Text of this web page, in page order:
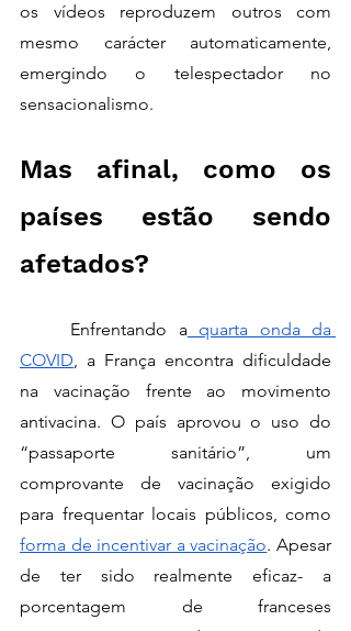
os vídeos reproduzem outros com
mesmo carácter automaticamente,
emergindo o telespectador no
sensacionalismo.
Mas afinal, como os
países estão sendo
afetados?
	Enfrentando a
quarta onda da
COVID, a França encontra dificuldade
na vacinação frente ao movimento
antivacina. O país aprovou o uso do
“passaporte sanitário”, um
comprovante de vacinação exigido
forma de incentivar a vacinação. Apesar
de ter sido realmente eficaz- a
porcentagem de franceses